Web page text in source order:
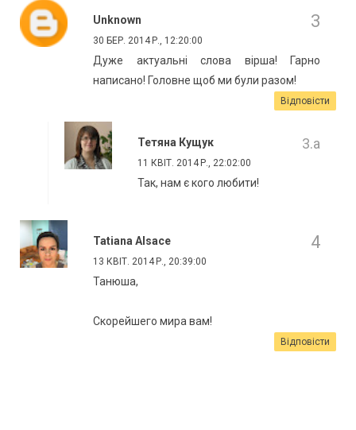
Unknown
30 БЕР. 2014 Р., 12:20:00
Дуже актуальні слова вірша! Гарно
написано! Головне щоб ми були разом!
Відповісти
Тетяна Кущук
11 КВІТ. 2014 Р., 22:02:00
Так, нам є кого любити!
Tatiana Alsace
13 КВІТ. 2014 Р., 20:39:00
Танюша,
Скорейшего мира вам!
Відповісти